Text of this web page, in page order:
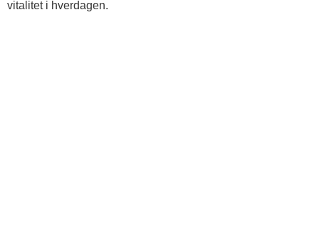
vitalitet i hverdagen.